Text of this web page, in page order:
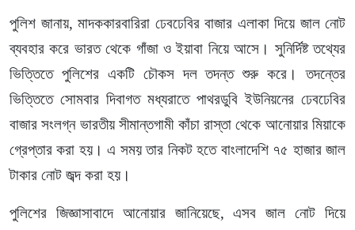
পুলিশ জানায়, মাদককারবারিরা ঢেবঢেবির বাজার এলাকা দিয়ে জাল নোট
ব্যবহার করে ভারত থেকে গাঁজা ও ইয়াবা নিয়ে আসে। সুনির্দিষ্ট তথ্যের
ভিত্তিতে পুলিশের একটি চৌকস দল তদন্ত শুরু করে। তদন্তের
ভিত্তিতে সোমবার দিবাগত মধ্যরাতে পাথরডুবি ইউনিয়নের ঢেবঢেবির
বাজার সংলগ্ন ভারতীয় সীমান্তগামী কাঁচা রাস্তা থেকে আনোয়ার মিয়াকে
গ্রেপ্তার করা হয়। এ সময় তার নিকট হতে বাংলাদেশি ৭৫ হাজার জাল
টাকার নোট জব্দ করা হয়।
পুলিশের জিজ্ঞাসাবাদে আনোয়ার জানিয়েছে, এসব জাল নোট দিয়ে